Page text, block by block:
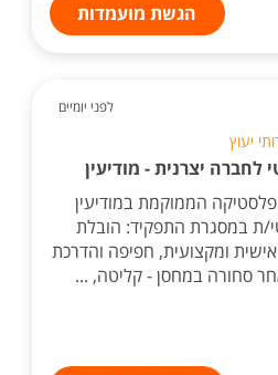
הגשת מועמדות
לפני יומיים
לחברה יצרנית - מודיעין
הממוקמת במודיעין
ת במסגרת התפקיד: הובלת
ומקצועית, חפיפה והדרכת
סחורה במחסן - קליטה, ...